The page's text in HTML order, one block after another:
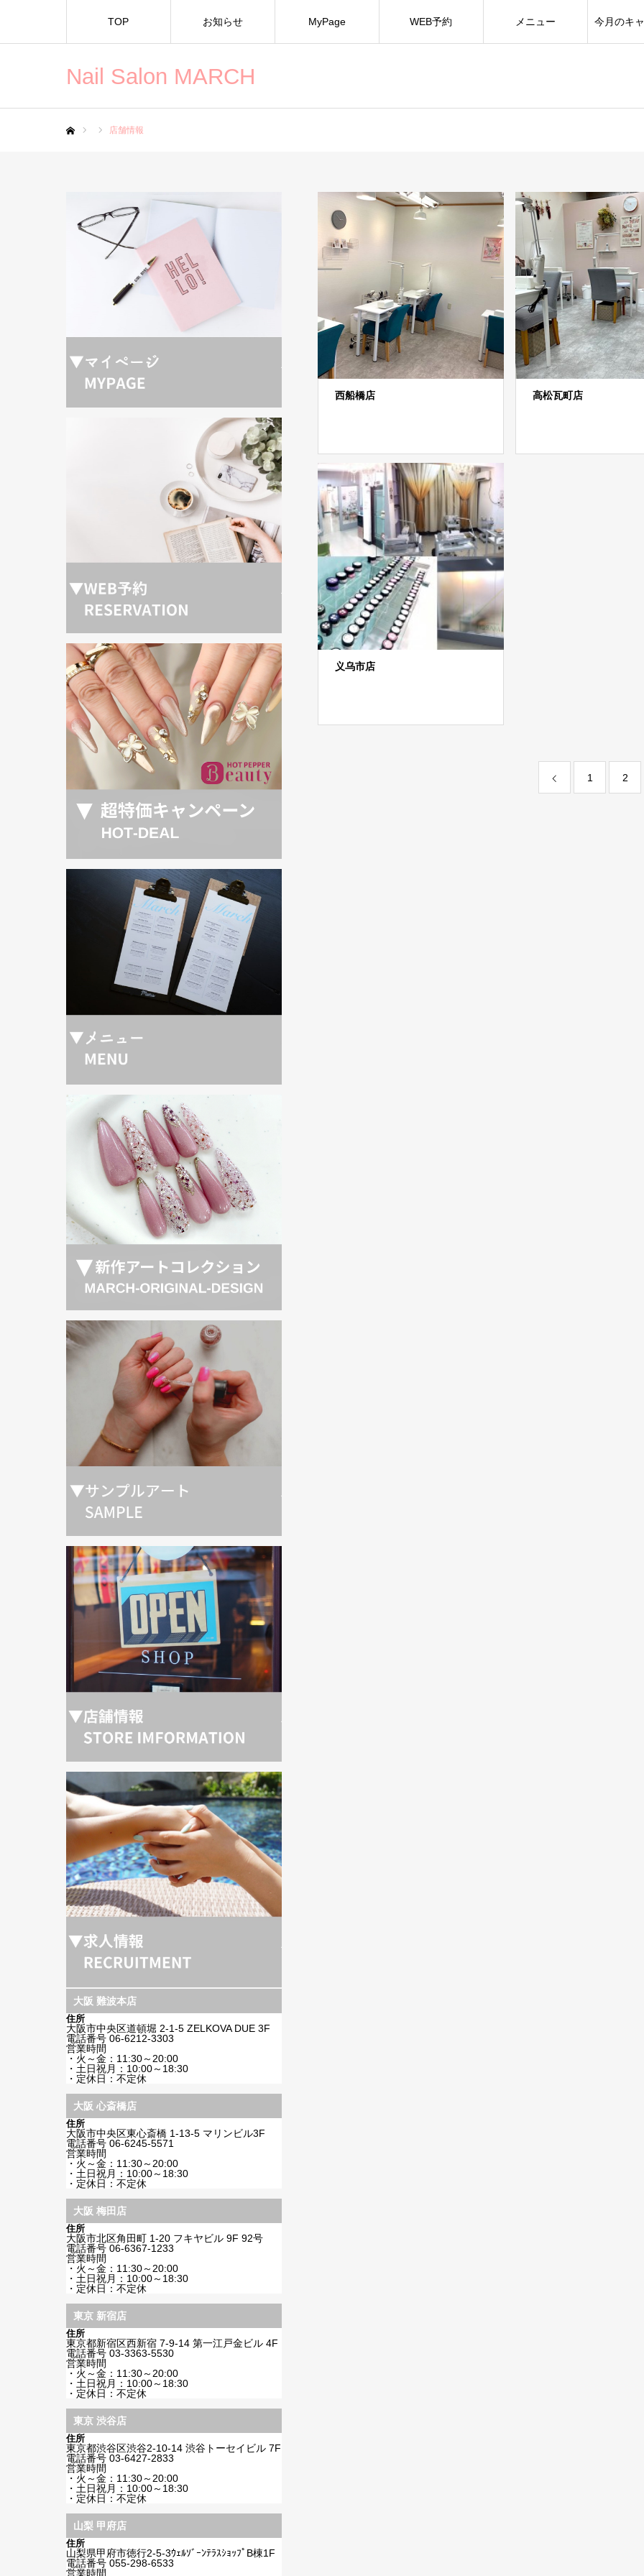
Nail Salon MARCH
TOP お知らせ MyPage WEB予約 メニュー 今月のキ
店舗情報
西船橋店 高松瓦町店
义乌市店
1 2
大阪 難波本店
住所
大阪市中央区道頓堀 2-1-5 ZELKOVA DUE 3F
電話番号 06-6212-3303
営業時間
・火～金：11:30～20:00
・土日祝月：10:00～18:30
・定休日：不定休
大阪 心斎橋店
住所
大阪市中央区東心斎橋 1-13-5 マリンビル3F
電話番号 06-6245-5571
営業時間
・火～金：11:30～20:00
・土日祝月：10:00～18:30
・定休日：不定休
大阪 梅田店
住所
大阪市北区角田町 1-20 フキヤビル 9F 92号
電話番号 06-6367-1233
営業時間
・火～金：11:30～20:00
・土日祝月：10:00～18:30
・定休日：不定休
東京 新宿店
住所
東京都新宿区西新宿 7-9-14 第一江戸金ビル 4F
電話番号 03-3363-5530
営業時間
・火～金：11:30～20:00
・土日祝月：10:00～18:30
・定休日：不定休
東京 渋谷店
住所
東京都渋谷区渋谷2-10-14 渋谷トーセイビル 7F
電話番号 03-6427-2833
営業時間
・火～金：11:30～20:00
・土日祝月：10:00～18:30
・定休日：不定休
山梨 甲府店
住所
山梨県甲府市徳行2-5-3ｳｪﾙｿﾞｰﾝﾃﾗｽｼｮｯﾌﾟB棟1F
電話番号 055-298-6533
営業時間